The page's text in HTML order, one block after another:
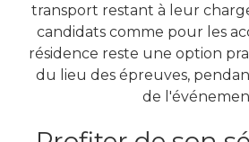
transport restant à leur
candidats comme pour les
résidence reste une option
du lieu des épreuves,
de